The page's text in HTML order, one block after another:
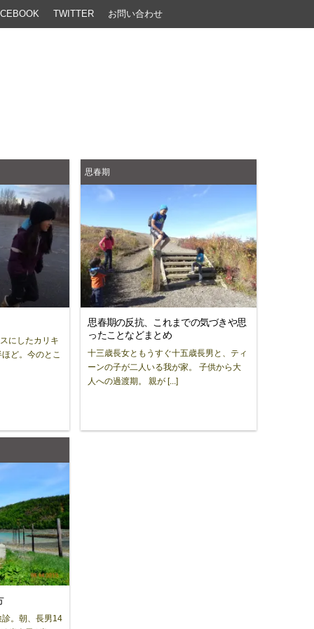
TWITTER お問い合わせ
にしたカリキ
ど。今のとこ
思春期
思春期の反抗、これまでの気づきや思
ったことなどまとめ
十三歳長女ともうすぐ十五歳長男と、ティ
ーンの子が二人いる我が家。 子供から大
人への過渡期。 親が [...]
。朝、長男14